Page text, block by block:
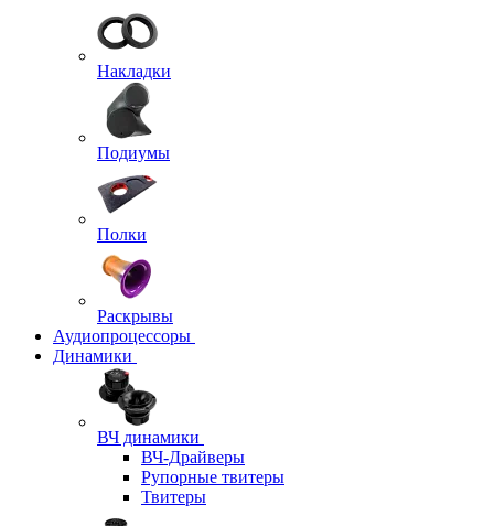
Накладки
Подиумы
Полки
Раскрывы
Аудиопроцессоры
Динамики
ВЧ динамики
ВЧ-Драйверы
Рупорные твитеры
Твитеры